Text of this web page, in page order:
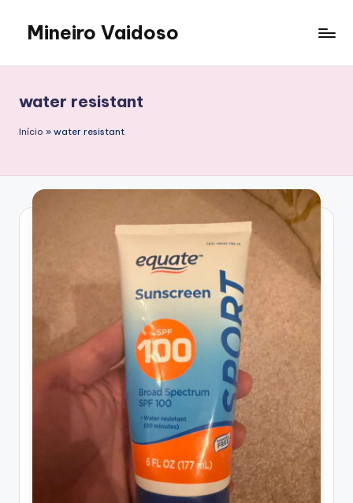
content
Mineiro Vaidoso
Autocuidado
e
Resenhas
water resistant
Início » water resistant